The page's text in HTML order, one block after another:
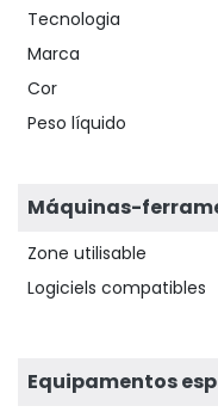
Tecnologia
Marca
Cor
Peso líquido
Máquinas-
Zone utilisable
Logiciels compatibles
Equipamentos